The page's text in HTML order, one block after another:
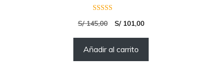
de 5
S/145,00
El
precio
original
era:
S/101,00El
precio
es:
Añadir al carrito